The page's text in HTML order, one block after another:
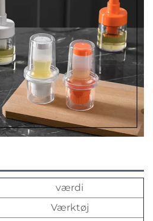
værdi
Værktøj